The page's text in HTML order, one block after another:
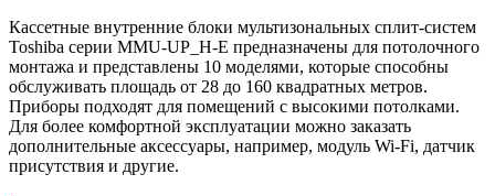
Кассетные внутренние блоки мультизональных сплит-систем
Toshiba серии MMU-UP_H-E предназначены для потолочного
монтажа и представлены 10 моделями, которые способны
обслуживать площадь от 28 до 160 квадратных метров.
Приборы подходят для помещений с высокими потолками.
Для более комфортной эксплуатации можно заказать
дополнительные аксессуары, например, модуль Wi-Fi, датчик
присутствия и другие.